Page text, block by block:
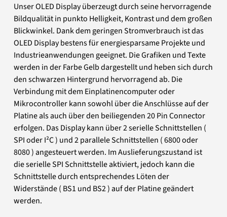
Unser OLED Display überzeugt durch seine hervorragende
Bildqualität in punkto Helligkeit, Kontrast und dem großen
Blickwinkel. Dank dem geringen Stromverbrauch ist das
OLED Display bestens für energiesparsame Projekte und
Industrieanwendungen geeignet. Die Grafiken und Texte
werden in der Farbe Gelb dargestellt und heben sich durch
den schwarzen Hintergrund hervorragend ab. Die
Verbindung mit dem Einplatinencomputer oder
Mikrocontroller kann sowohl über die Anschlüsse auf der
Platine als auch über den beiliegenden 20 Pin Connector
erfolgen. Das Display kann über 2 serielle Schnittstellen (
SPI oder I²C ) und 2 parallele Schnittstellen ( 6800 oder
8080 ) angesteuert werden. Im Auslieferungszustand ist
die serielle SPI Schnittstelle aktiviert, jedoch kann die
Schnittstelle durch entsprechendes Löten der
Widerstände ( BS1 und BS2 ) auf der Platine geändert
werden.